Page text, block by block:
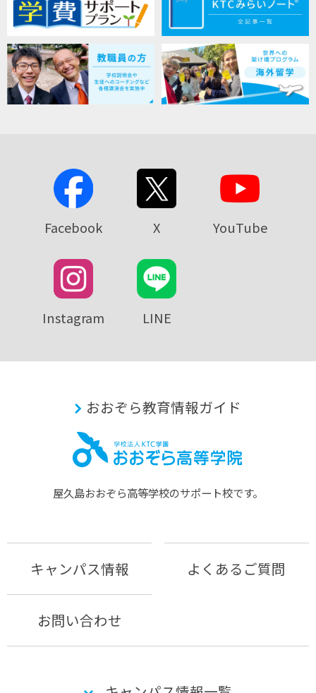
Facebook X YouTube
Instagram LINE
おおぞら教育情報ガイド
屋久島おおぞら⾼等学校のサポート校です。
キャンパス情報 よくあるご質問
お問い合わせ